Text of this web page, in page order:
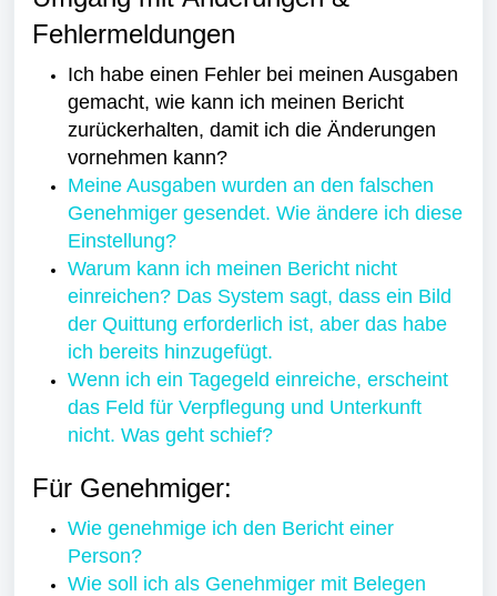
Fehlermeldungen
Ich habe einen Fehler bei meinen Ausgaben
gemacht, wie kann ich meinen Bericht
zurückerhalten, damit ich die Änderungen
vornehmen kann?
Meine Ausgaben wurden an den falschen
Genehmiger gesendet. Wie ändere ich diese
Einstellung?
Warum kann ich meinen Bericht nicht
einreichen? Das System sagt, dass ein Bild
der Quittung erforderlich ist, aber das habe
ich bereits hinzugefügt.
Wenn ich ein Tagegeld einreiche, erscheint
das Feld für Verpflegung und Unterkunft
nicht. Was geht schief?
Für Genehmiger:
Wie genehmige ich den Bericht einer
Person?
Wie soll ich als Genehmiger mit Belegen